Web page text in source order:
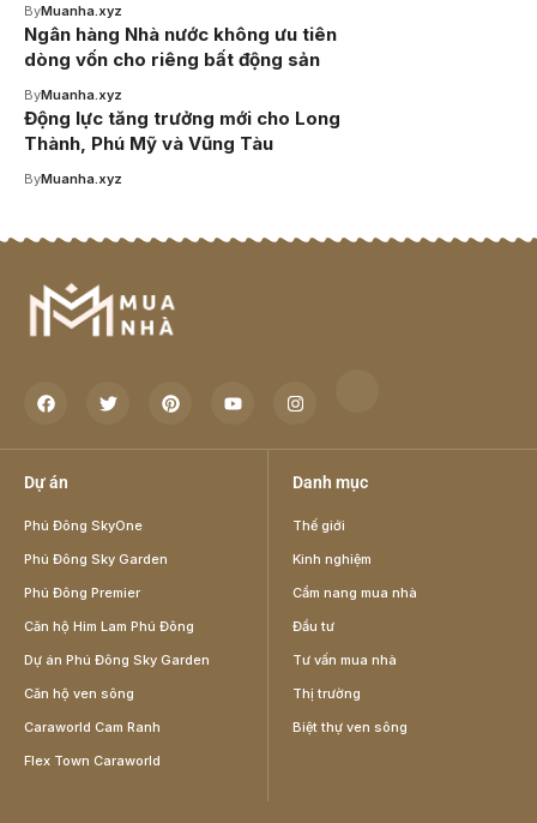
ByMuanha.xyz
Ngân hàng Nhà nước không ưu tiên
dòng vốn cho riêng bất động sản
ByMuanha.xyz
Động lực tăng trưởng mới cho Long
Thành, Phú Mỹ và Vũng Tàu
ByMuanha.xyz
Dự án
Phú Đông SkyOne
Phú Đông Sky Garden
Phú Đông Premier
Căn hộ Him Lam Phú Đông
Dự án Phú Đông Sky Garden
Căn hộ ven sông
Caraworld Cam Ranh
Flex Town Caraworld
Danh mục
Thế giới
Kinh nghiệm
Cẩm nang mua nhà
Đầu tư
Tư vấn mua nhà
Thị trường
Biệt thự ven sông